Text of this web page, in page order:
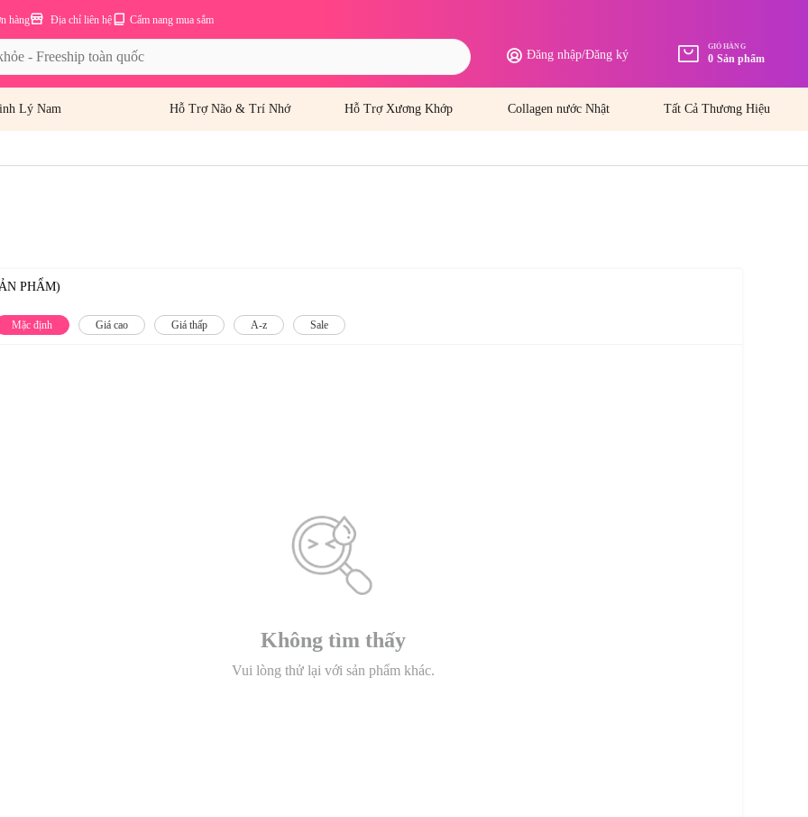
Cẩm nang mua sắm
Địa chỉ liên hệ
hàng
Đăng nhập/Đăng ký
GIỎ HÀNG
0 Sản phẩm
Lý Nam Hỗ Trợ Não & Trí Nhớ Hỗ Trợ Xương Khớp Collagen nước Nhật Tất Cả Thương Hiệu
PHẨM)
Mặc định Giá cao Giá thấp A-z Sale
Không tìm thấy
Vui lòng thử lại với sản phẩm khác.